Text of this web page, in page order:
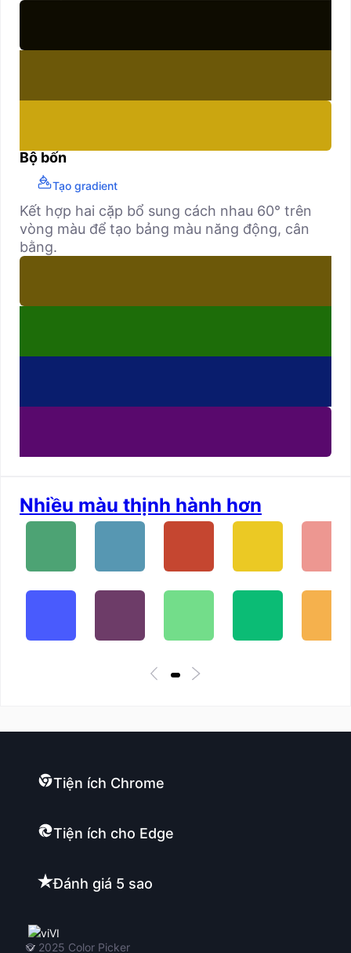
Bộ bốn
Tạo gradient
Kết hợp hai cặp bổ sung cách nhau 60° trên
vòng màu để tạo bảng màu năng động, cân
bằng.
Nhiều màu thịnh hành hơn
Tiện ích Chrome
Tiện ích cho Edge
Đánh giá 5 sao
VI
© 2025 Color Picker